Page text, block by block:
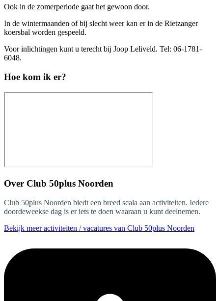
Ook in de zomerperiode gaat het gewoon door.
In de wintermaanden of bij slecht weer kan er in de Rietzanger
koersbal worden gespeeld.
Voor inlichtingen kunt u terecht bij Joop Leliveld. Tel: 06-1781-
6048.
Hoe kom ik er?
Over Club 50plus Noorden
Club 50plus Noorden biedt een breed scala aan activiteiten. Iedere
doordeweekse dag is er iets te doen waaraan u kunt deelnemen.
Bekijk meer activiteiten / vacatures van Club 50plus Noorden